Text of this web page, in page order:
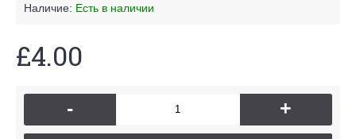
Наличие: Есть в наличии
£4.00
- +